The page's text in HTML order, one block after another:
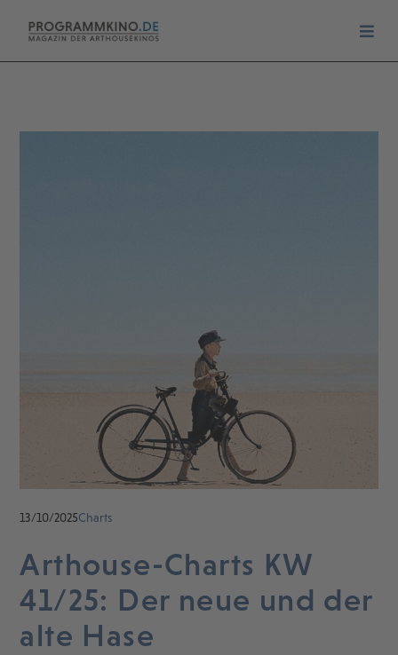
13/10/2025Charts
Arthouse-Charts KW
41/25: Der neue und der
alte Hase